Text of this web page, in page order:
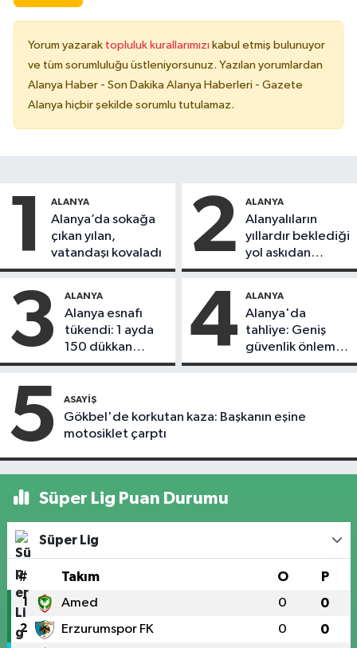
Yorum yazarak topluluk kurallarımızı kabul etmiş bulunuyor
ve tüm sorumluluğu üstleniyorsunuz. Yazılan yorumlardan
Alanya Haber - Son Dakika Alanya Haberleri - Gazete
Alanya hiçbir şekilde sorumlu tutulamaz.
1 ALANYA
Alanya’da sokağa
çıkan yılan,
vatandaşı kovaladı
2 ALANYA
Alanyalıların
yıllardır beklediği
yol askıdan
döndü
3 ALANYA
Alanya esnafı
tükendi: 1 ayda
150 dükkan
kapandı
4 ALANYA
Alanya'da
tahliye: Geniş
güvenlik önlemi
alındı
5 ASAYIŞ
Gökbel'de korkutan kaza: Başkanın eşine
motosiklet çarptı
Süper Lig Puan Durumu
Süper Lig
# Takım O P
1 Amed 0 0
2 Erzurumspor FK 0 0